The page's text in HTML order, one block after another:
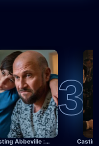
Casting Abbeville : figurants de 16 à 90 ans pour un film avec François Damiens
3